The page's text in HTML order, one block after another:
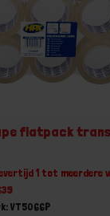
flatpack trans.
1 tot meerdere
VT5066P